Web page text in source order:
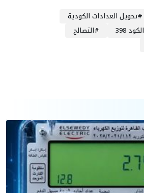
#تحويل العدادات الكودية
الكود 398 #التصالح